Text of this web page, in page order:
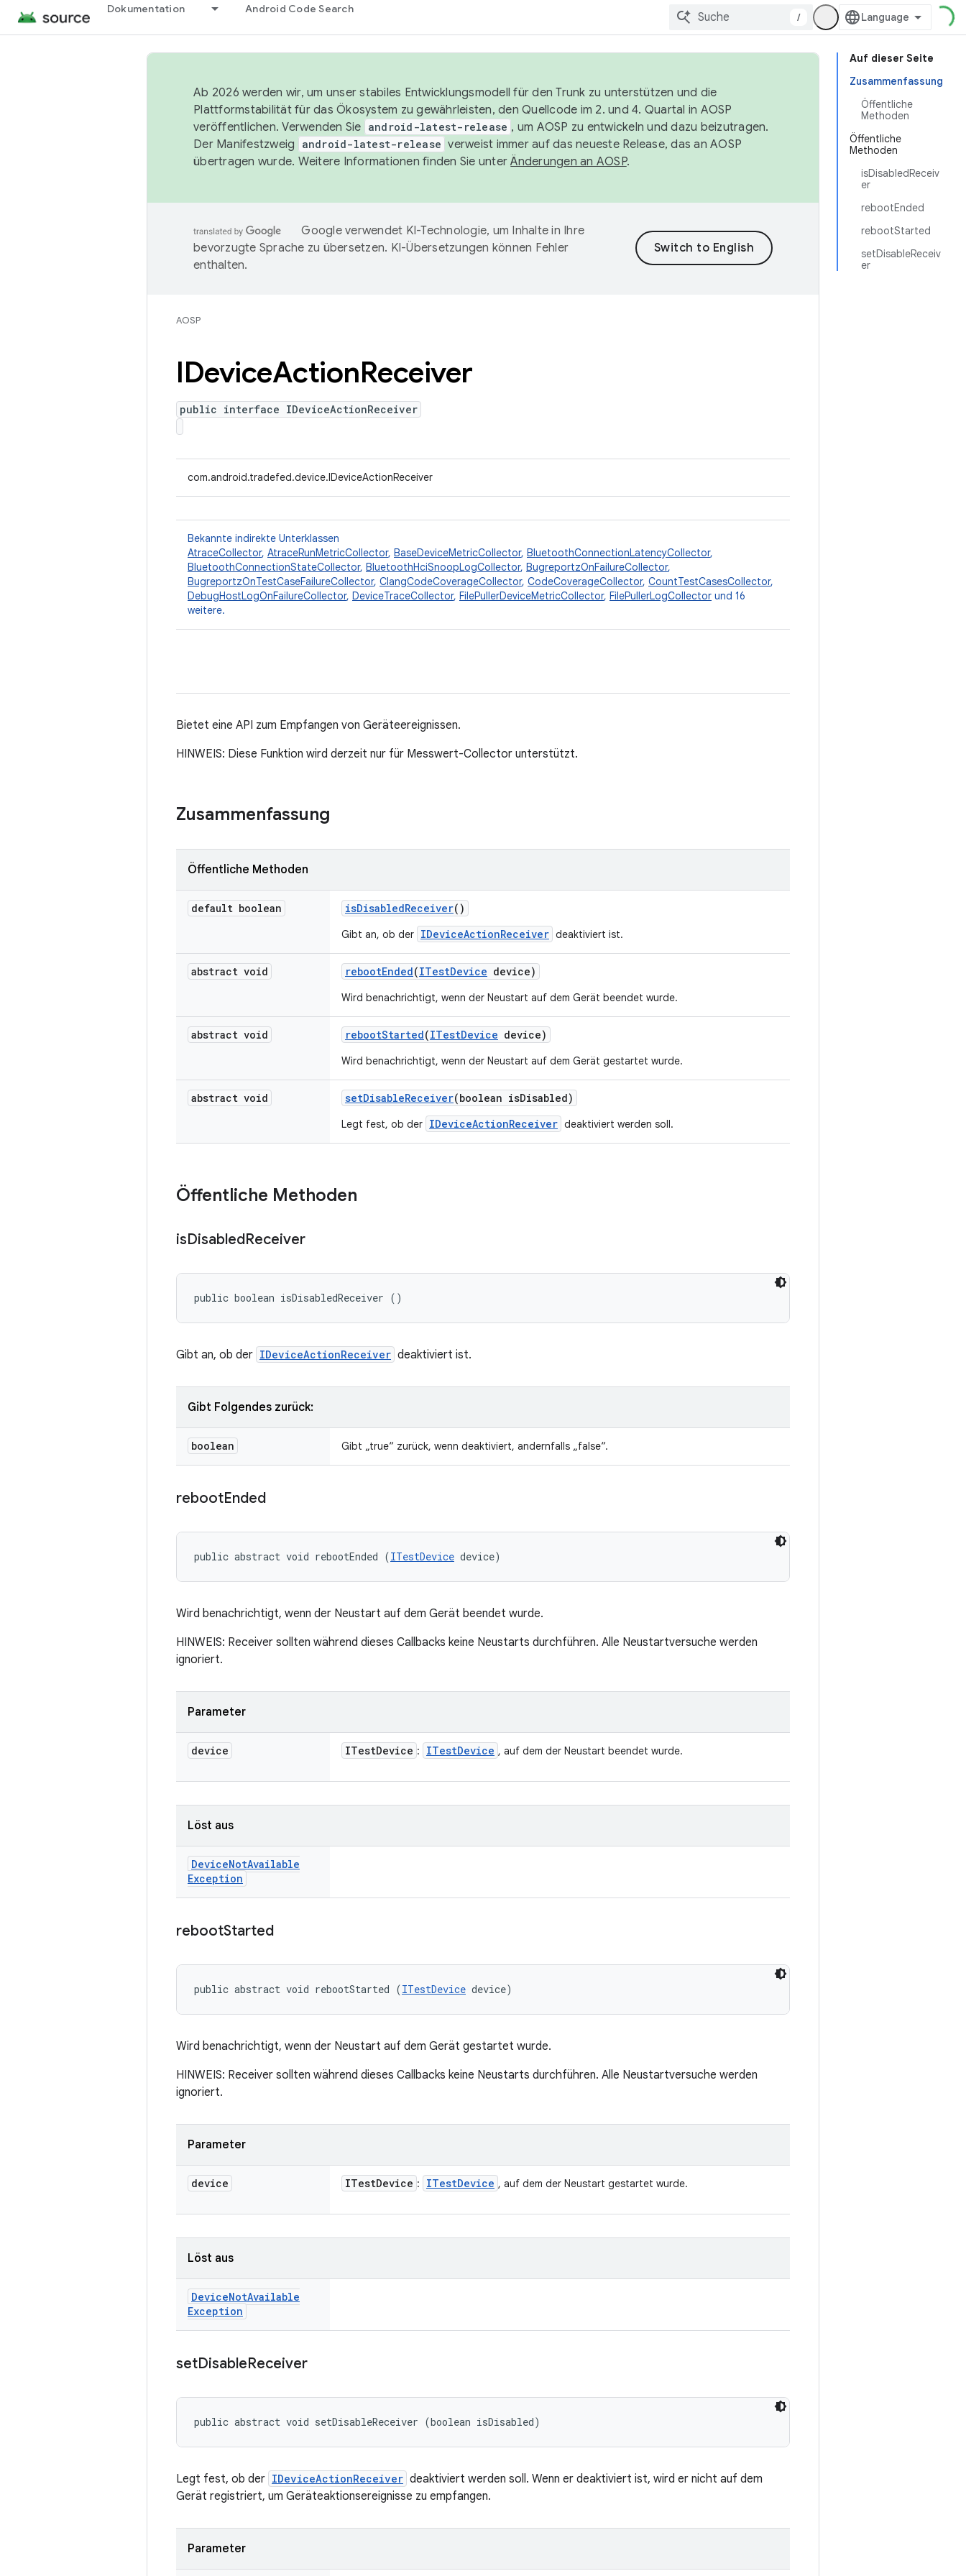
Dokumentation Android Code Search
/
Auf dieser Seite
Zusammenfassung
Öffentliche
Methoden
Öffentliche
Methoden
isDisabledReceiv
er
rebootEnded
rebootStarted
setDisableReceiv
er
Ab 2026 werden wir, um unser stabiles Entwicklungsmodell für den Trunk zu unterstützen und die
Plattformstabilität für das Ökosystem zu gewährleisten, den Quellcode im 2. und 4. Quartal in AOSP
veröffentlichen. Verwenden Sie android-latest-release , um AOSP zu entwickeln und dazu beizutragen.
Der Manifestzweig
android-latest-release verweist immer auf das neueste Release, das an AOSP
übertragen wurde. Weitere Informationen finden Sie unterÄnderungen an AOSP.
Google verwendet KI-Technologie, um Inhalte in Ihre
bevorzugte Sprache zu übersetzen. KI-Übersetzungen können Fehler
enthalten.
AOSP
IDeviceActionReceiver
public interface IDeviceActionReceiver
com.android.tradefed.device.IDeviceActionReceiver
Bekannte indirekte Unterklassen
AtraceCollector, AtraceRunMetricCollector, BaseDeviceMetricCollector, BluetoothConnectionLatencyCollector,
BluetoothConnectionStateCollector, BluetoothHciSnoopLogCollector, BugreportzOnFailureCollector,
BugreportzOnTestCaseFailureCollector, ClangCodeCoverageCollector, CodeCoverageCollector, CountTestCasesCollector,
DebugHostLogOnFailureCollector, DeviceTraceCollector, FilePullerDeviceMetricCollector, FilePullerLogCollector und 16
weitere.
Bietet eine API zum Empfangen von Geräteereignissen.
HINWEIS: Diese Funktion wird derzeit nur für Messwert-Collector unterstützt.
Zusammenfassung
Öffentliche Methoden
default boolean isDisabledReceiver()
Gibt an, ob der IDeviceActionReceiver deaktiviert ist.
abstract void rebootEnded(ITestDevice device)
Wird benachrichtigt, wenn der Neustart auf dem Gerät beendet wurde.
abstract void rebootStarted(ITestDevice device)
Wird benachrichtigt, wenn der Neustart auf dem Gerät gestartet wurde.
abstract void setDisableReceiver(boolean isDisabled)
Legt fest, ob der IDeviceActionReceiver deaktiviert werden soll.
Öffentliche Methoden
isDisabledReceiver
public boolean isDisabledReceiver ()
Gibt an, ob der IDeviceActionReceiver deaktiviert ist.
Gibt Folgendes zurück:
boolean Gibt „true“ zurück, wenn deaktiviert, andernfalls „false“.
rebootEnded
public abstract void rebootEnded (ITestDevice device)
Wird benachrichtigt, wenn der Neustart auf dem Gerät beendet wurde.
HINWEIS: Receiver sollten während dieses Callbacks keine Neustarts durchführen. Alle Neustartversuche werden
ignoriert.
Parameter
device ITestDevice : ITestDevice , auf dem der Neustart beendet wurde.
Löst aus
DeviceNotAvailable
Exception
rebootStarted
public abstract void rebootStarted (ITestDevice device)
Wird benachrichtigt, wenn der Neustart auf dem Gerät gestartet wurde.
HINWEIS: Receiver sollten während dieses Callbacks keine Neustarts durchführen. Alle Neustartversuche werden
ignoriert.
Parameter
device ITestDevice : ITestDevice , auf dem der Neustart gestartet wurde.
Löst aus
DeviceNotAvailable
Exception
setDisableReceiver
public abstract void setDisableReceiver (boolean isDisabled)
Legt fest, ob der IDeviceActionReceiver deaktiviert werden soll. Wenn er deaktiviert ist, wird er nicht auf dem
Gerät registriert, um Geräteaktionsereignisse zu empfangen.
Parameter